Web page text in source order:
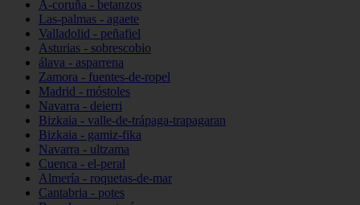
A-coruña - betanzos
Las-palmas - agaete
Valladolid - peñafiel
Asturias - sobrescobio
álava - asparrena
Zamora - fuentes-de-ropel
Madrid - móstoles
Navarra - deierri
Bizkaia - valle-de-trápaga-trapagaran
Bizkaia - gamiz-fika
Navarra - ultzama
Cuenca - el-peral
Almería - roquetas-de-mar
Cantabria - potes